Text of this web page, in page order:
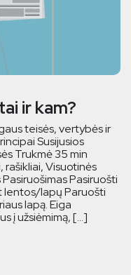
ir kam?
teisės, vertybės ir
Susijusios
Trukmė 35 min
Visuotinės
Pasiruošti
lentos/lapų Paruošti
lapą. Eiga
į užsiėmimą, […]